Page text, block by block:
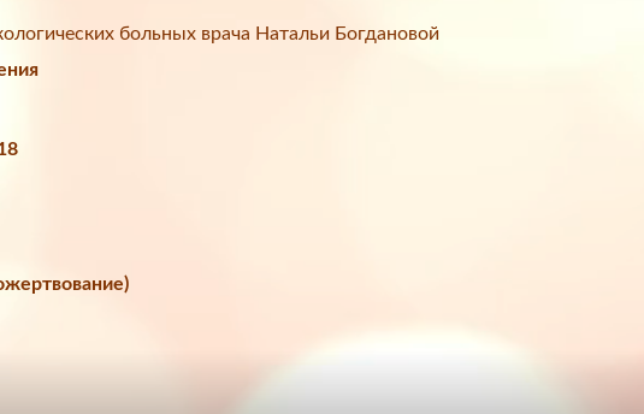
больных врача Натальи Богдановой